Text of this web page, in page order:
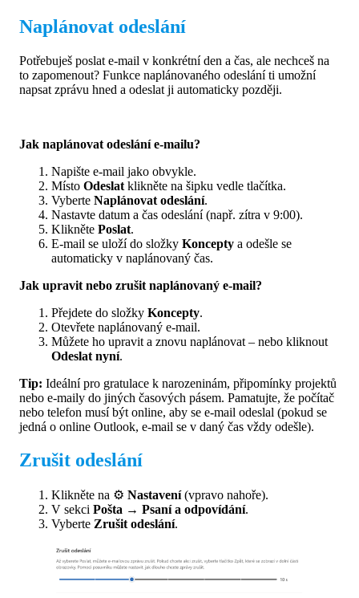
Naplánovat odeslání
Potřebuješ poslat e-mail v konkrétní den a čas, ale nechceš na
to zapomenout? Funkce naplánovaného odeslání ti umožní
napsat zprávu hned a odeslat ji automaticky později.
Jak naplánovat odeslání e-mailu?
Napište e-mail jako obvykle.
Místo Odeslat klikněte na šipku vedle tlačítka.
Vyberte Naplánovat odeslání.
Nastavte datum a čas odeslání (např. zítra v 9:00).
Klikněte Poslat.
E-mail se uloží do složky Koncepty a odešle se
automaticky v naplánovaný čas.
Jak upravit nebo zrušit naplánovaný e-mail?
Přejdete do složky Koncepty.
Otevřete naplánovaný e-mail.
Můžete ho upravit a znovu naplánovat – nebo kliknout
Odeslat nyní.
Tip: Ideální pro gratulace k narozeninám, připomínky projektů
nebo e-maily do jiných časových pásem. Pamatujte, že počítač
nebo telefon musí být online, aby se e-mail odeslal (pokud se
jedná o online Outlook, e-mail se v daný čas vždy odešle).
Zrušit odeslání
Klikněte na ⚙️ Nastavení(vpravo nahoře).
V sekci Pošta → Psaní a odpovídání.
Vyberte Zrušit odeslání.